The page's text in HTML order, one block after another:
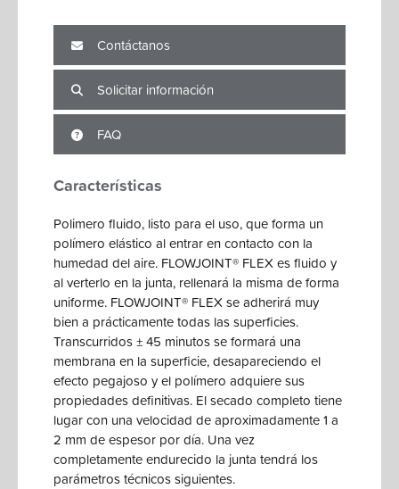
Características
Polimero fluido, listo para el uso, que forma un
polímero elástico al entrar en contacto con la
humedad del aire. FLOWJOINT® FLEX es fluido y
al verterlo en la junta, rellenará la misma de forma
uniforme. FLOWJOINT® FLEX se adherirá muy
bien a prácticamente todas las superficies.
Transcurridos ± 45 minutos se formará una
membrana en la superficie, desapareciendo el
efecto pegajoso y el polímero adquiere sus
propiedades definitivas. El secado completo tiene
lugar con una velocidad de aproximadamente 1 a
2 mm de espesor por día. Una vez
completamente endurecido la junta tendrá los
parámetros técnicos siguientes.
Contáctanos
Solicitar información
FAQ